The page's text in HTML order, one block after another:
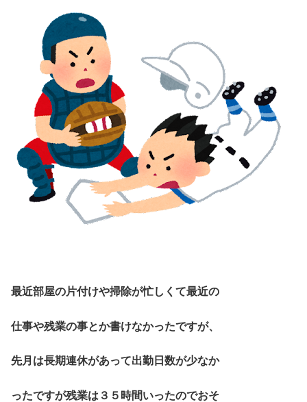
最近部屋の片付けや掃除が忙しくて最近の
仕事や残業の事とか書けなかったですが、
先月は長期連休があって出勤日数が少なか
ったですが残業は３５時間いったのでおそ